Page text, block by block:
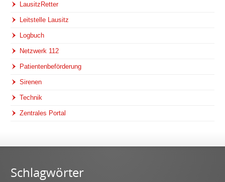
LausitzRetter
Leitstelle Lausitz
Logbuch
Netzwerk 112
Patientenbeförderung
Sirenen
Technik
Zentrales Portal
Schlagwörter